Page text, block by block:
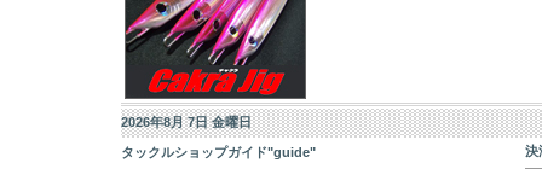
2026年8月 7日 金曜日
タックルショップガイド"guide" 決